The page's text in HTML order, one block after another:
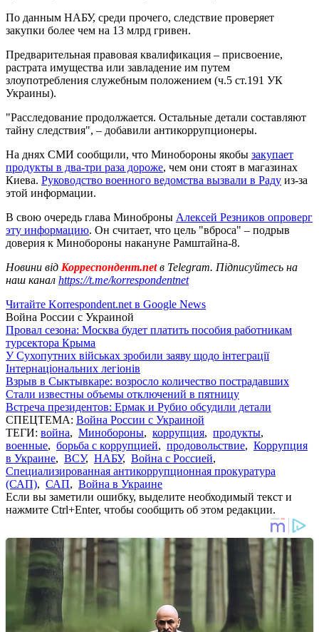
По данным НАБУ, среди прочего, следствие проверяет
закупки более чем на 13 млрд гривен.
Предварительная правовая квалификация – присвоение,
растрата имущества или завладение им путем
злоупотребления служебным положением (ч.5 ст.191 УК
Украины).
"Расследование продолжается. Остальные детали составляют
тайну следствия", – добавили антикоррупционеры.
На днях СМИ сообщили, что Минобороны якобы закупает
продукты в два-три раза дороже, чем они стоят в магазинах
Киева. Руководство военного ведомства вызвали в Раду из-за
этой информации.
В свою очередь глава Миноброны Алексей Резников опроверг
эту информацию. Он считает, что цель "вброса" – подрыв
доверия к Минобороны накануне Рамштайна-8.
Новини від Корреспондент.netв Telegram. Підписуйтесь на
наш канал https://t.me/korrespondentnet
Читайте Korrespondent.net в Google News
Война России с Украиной
Провал сезона: Москва будет платить пособия работникам
турсектора Крыма
У Сухопутних військах зробили заяву щодо інтеграції
Інтернаціональних легіонів
Взрыв в Сыктывкаре: возросло количество пострадавших
Стали известны объемы отключений в пятницу
Встреча президентов: Ермак и Рубио обсудили детали
СПЕЦТЕМА: Война России с Украиной
ТЕГИ: война, Минобороны, коррупция, продукты,
военные, борьба с коррупцией, продовольствие, Коррупция
в Украине, ВСУ, НАБУ, Война с Россией,
Специализированная антикоррупционная прокуратура
(САП), САП, Война в Украине
Если вы заметили ошибку, выделите необходимый текст и
нажмите Ctrl+Enter, чтобы сообщить об этом редакции.